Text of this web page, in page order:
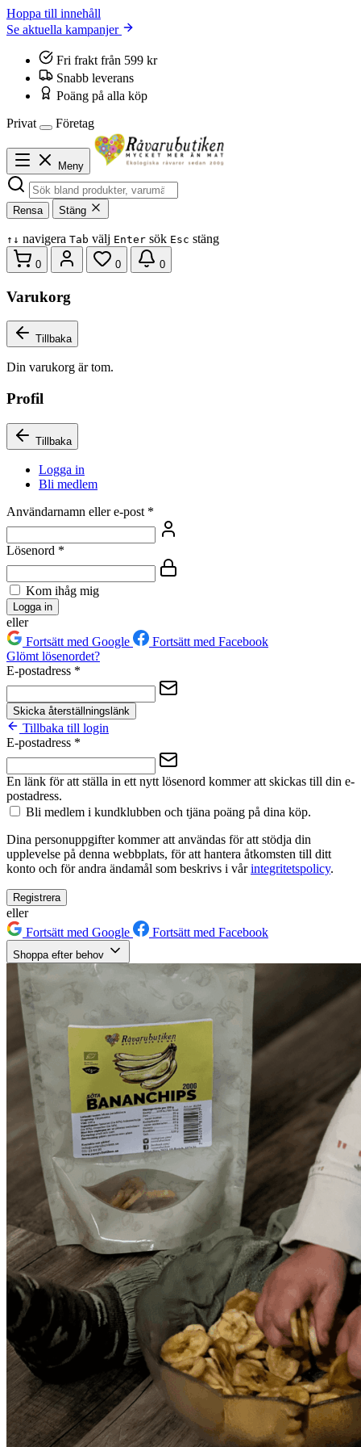
Hoppa till innehåll
Se aktuella kampanjer
Fri frakt från 599 kr
Snabb leverans
Poäng på alla köp
Privat
Företag
Meny
Rensa Stäng
↑ ↓ navigera Tab välj Enter sök Esc stäng
0 0 0
Varukorg
Tillbaka
Din varukorg är tom.
Profil
Tillbaka
Logga in
Bli medlem
Användarnamn eller e-post *
Lösenord *
Kom ihåg mig
Logga in
eller
Fortsätt med Google
Fortsätt med Facebook
Glömt lösenordet?
E-postadress *
Skicka återställningslänk
Tillbaka till login
E-postadress *
En länk för att ställa in ett nytt lösenord kommer att skickas till din e-
postadress.
Bli medlem i kundklubben och tjäna poäng på dina köp.
Dina personuppgifter kommer att användas för att stödja din
upplevelse på denna webbplats, för att hantera åtkomsten till ditt
konto och för andra ändamål som beskrivs i vårintegritetspolicy.
Registrera
eller
Fortsätt med Google
Fortsätt med Facebook
Shoppa efter behov